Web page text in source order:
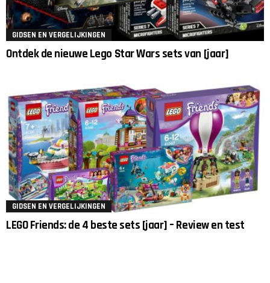
GIDSEN EN VERGELIJKINGEN
Ontdek de nieuwe Lego Star Wars sets van [jaar]
GIDSEN EN VERGELIJKINGEN
LEGO Friends: de 4 beste sets [jaar] – Review en test